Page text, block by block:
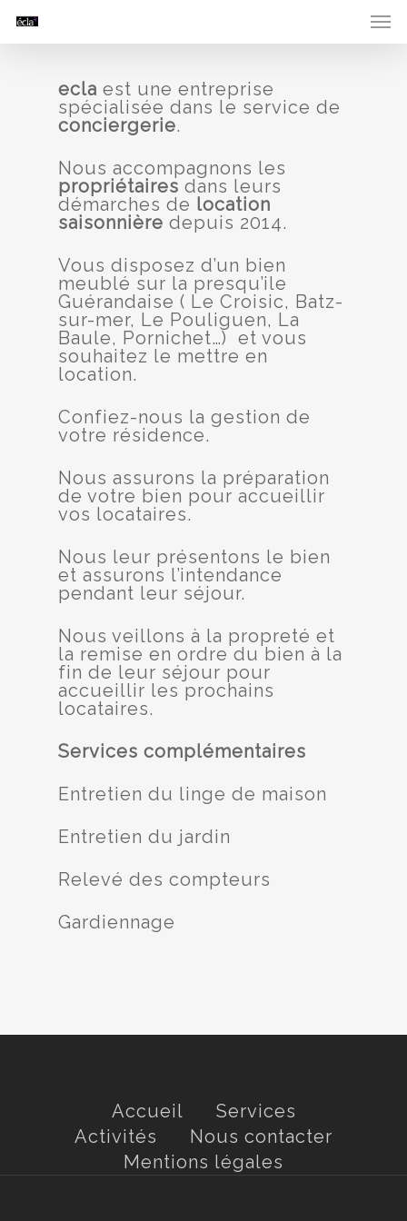
ecla est une entreprise
spécialisée dans le service de
conciergerie.
Nous accompagnons les
propriétaires dans leurs
démarches de location
saisonnière depuis 2014.
Vous disposez d’un bien
meublé sur la presqu’ile
Guérandaise ( Le Croisic, Batz-
sur-mer, Le Pouliguen, La
Baule, Pornichet…) et vous
souhaitez le mettre en
location.
Confiez-nous la gestion de
votre résidence.
Nous assurons la préparation
de votre bien pour accueillir
vos locataires.
Nous leur présentons le bien
et assurons l’intendance
pendant leur séjour.
Nous veillons à la propreté et
la remise en ordre du bien à la
fin de leur séjour pour
accueillir les prochains
locataires.
Services complémentaires
Entretien du linge de maison
Entretien du jardin
Relevé des compteurs
Gardiennage
Accueil
Services
Activités
Nous contacter
Mentions légales